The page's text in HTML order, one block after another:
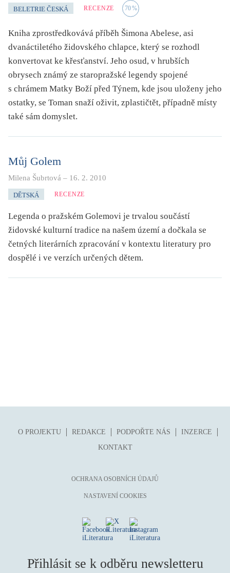
BELETRIE ČESKÁ RECENZE 70%
Kniha zprostředkovává příběh Šimona Abelese, asi
dvanáctiletého židovského chlapce, který se rozhodl
konvertovat ke křesťanství. Jeho osud, v hrubších
obrysech známý ze staropražské legendy spojené
s chrámem Matky Boží před Týnem, kde jsou uloženy jeho
ostatky, se Toman snaží oživit, zplastičtět, případně místy
také sám domyslet.
Můj Golem
Milena Šubrtová – 16. 2. 2010
DĚTSKÁ RECENZE
Legenda o pražském Golemovi je trvalou součástí
židovské kulturní tradice na našem území a dočkala se
četných literárních zpracování v kontextu literatury pro
dospělé i ve verzích určených dětem.
O PROJEKTU REDAKCE PODPOŘTE NÁS
INZERCE
KONTAKT
OCHRANA OSOBNÍCH ÚDAJŮ
NASTAVENÍ COOKIES
Přihlásit se k odběru newsletteru